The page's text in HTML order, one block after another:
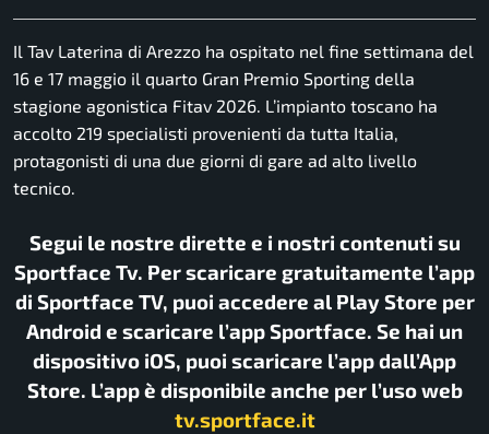
Il Tav Laterina di Arezzo ha ospitato nel fine settimana del
16 e 17 maggio il quarto Gran Premio Sporting della
stagione agonistica Fitav 2026. L’impianto toscano ha
accolto 219 specialisti provenienti da tutta Italia,
protagonisti di una due giorni di gare ad alto livello
tecnico.
Segui le nostre dirette e i nostri contenuti su
Sportface Tv. Per scaricare gratuitamente l’app
di Sportface TV, puoi accedere al Play Store per
Android e scaricare l’app Sportface. Se hai un
dispositivo iOS, puoi scaricare l’app dall’App
Store. L’app è disponibile anche per l’uso web
tv.sportface.it